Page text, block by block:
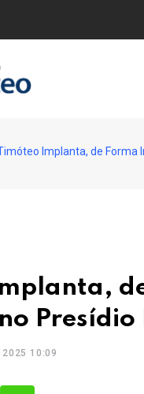
Implanta, de Forma
Presídio
2025 10:09